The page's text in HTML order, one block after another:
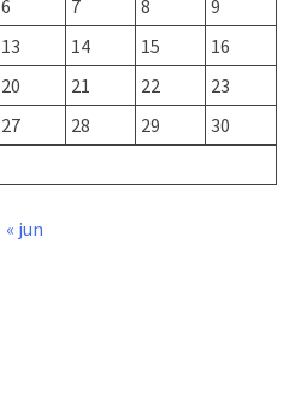
6 7 8
9
13 14 15
16
20 21 22
23
27 28 29
30
« jun